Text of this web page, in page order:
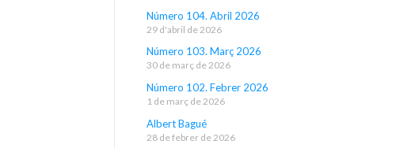
Número 104. Abril 2026
29 d'abril de 2026
Número 103. Març 2026
30 de març de 2026
Número 102. Febrer 2026
1 de març de 2026
Albert Bagué
28 de febrer de 2026